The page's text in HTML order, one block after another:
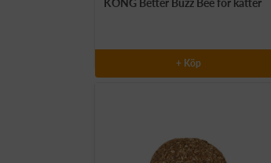
pris
KONG Better Buzz Bee för katter
+ Köp